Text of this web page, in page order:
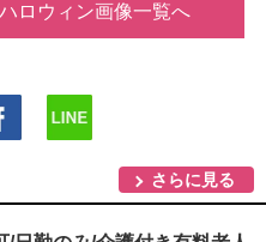
ロウィン画像一覧へ
さらに見る